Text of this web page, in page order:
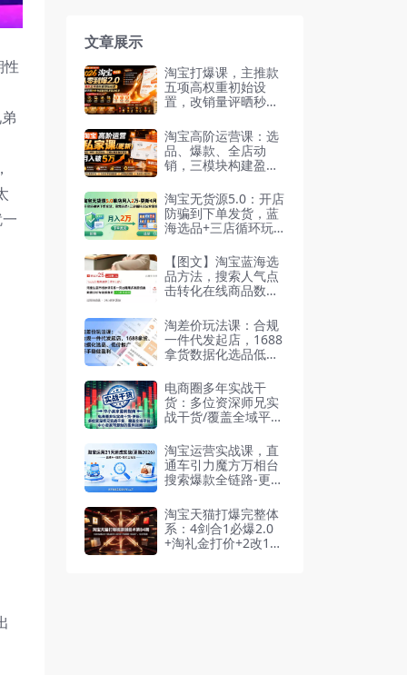
性
文章展示
淘宝打爆课，主推款
五项高权重初始设
置，改销量评晒秒单
重
淘宝高阶运营课：选
品、爆款、全店动
销，三模块构建盈利
淘宝无货源5.0：开店
防骗到下单发货，蓝
海选品+三店循环玩
2万
【图文】淘宝蓝海选
品方法，搜索人气点
击转化在线商品数商
淘差价玩法课：合规
一件代发起店，1688
拿货数据化选品低价
(更新7月)
电商圈多年实战干
货：多位资深师兄实
战干货/覆盖全域平
的盈利指南-更新202
6
淘宝运营实战课，直
通车引力魔方万相台
搜索爆款全链路-更新
淘宝天猫打爆完整体
系：4剑合1必爆2.0
+淘礼金打价+2改1留